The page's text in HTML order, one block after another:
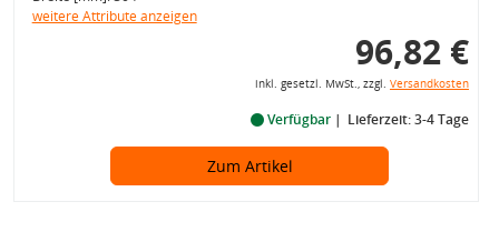
weitere Attribute anzeigen
96,82 €
inkl. gesetzl. MwSt., zzgl. Versandkosten
Verfügbar Lieferzeit: 3-4 Tage
Zum Artikel